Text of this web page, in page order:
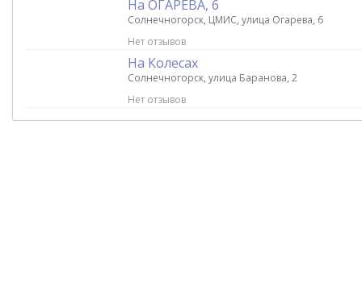
На ОГАРЕВА, 6
Солнечногорск, ЦМИС, улица Огарева, 6
Нет отзывов
На Колесах
Солнечногорск, улица Баранова, 2
Нет отзывов